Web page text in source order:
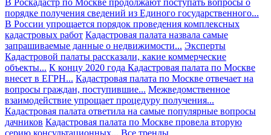
порядке получения сведений из Единого государственного...
В России упрощается порядок проведения комплексных
кадастровых работ Кадастровая палата назвала самые
запрашиваемые данные о недвижимости... Эксперты
Кадастровой палаты рассказали, какие коммерческие
объекты... К концу 2020 года Кадастровая палата по Москве
внесет в ЕГРН... Кадастровая палата по Москве отвечает на
вопросы граждан, поступившие... Межведомственное
взаимодействие упрощает процедуру получения...
Кадастровая палата ответила на самые популярные вопросы
дачников Кадастровая палата по Москве провела вторую
серию консультационных... Все тренды